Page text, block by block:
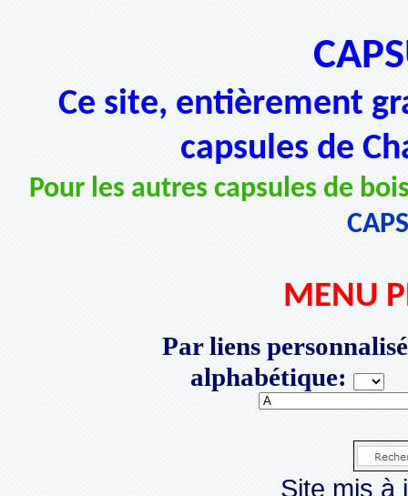
Ce site, entièrement
capsules de
Pour les autres capsules de
MENU
Par liens
alphabétique:
Site mis à